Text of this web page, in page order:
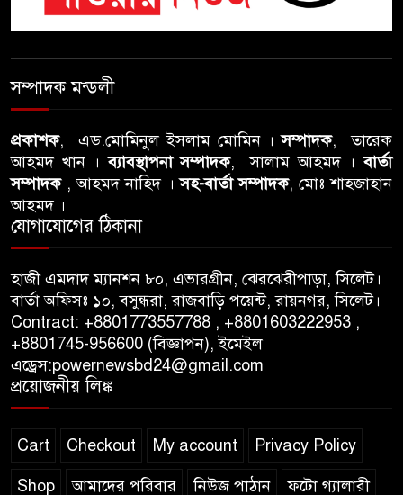
ইঙ্গিত !
বিএনপি নেতার ওপর হামলার
আবু তালহা চৌধুরী দ্বিতীয় বারের
মত টাওয়ার হ‍্যামলেটস কাউন্সিলের
গণবিজ্ঞপ্তি নিয়ে সিলেট অনলাইন
প্রেসক্লাবে বিশ্ব মুক্ত গণমাধ্যম দিবসে
সমালোচনা
সিলেটে ব্যাডমিন্টন তারকাদের
সম্পাদক মন্ডলী
প্রকাশক, এড.মোমিনুল ইসলাম মোমিন ।সম্পাদক, তারেক
আহমদ খান ।ব্যাবস্থাপনা সম্পাদক, সালাম আহমদ ।বার্তা
সম্পাদক, আহমদ নাহিদ ।সহ-বার্তা সম্পাদক, মোঃ শাহজাহান
আহমদ ।
যোগাযোগের ঠিকানা
হাজী এমদাদ ম্যানশন ৮০, এভারগ্রীন, ঝেরঝেরীপাড়া, সিলেট।
বার্তা অফিসঃ ১০, বসুন্ধরা, রাজবাড়ি পয়েন্ট, রায়নগর, সিলেট।
Contract: +8801773557788 , +8801603222953 ,
+8801745-956600 (বিজ্ঞাপন), ইমেইল
এড্রেস:powernewsbd24@gmail.com
প্রয়োজনীয় লিঙ্ক
Cart Checkout My account Privacy Policy
Shop আমাদের পরিবার নিউজ পাঠান ফটো গ্যালারী